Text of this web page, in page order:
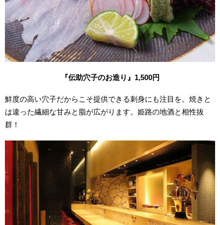
『伝助穴子のお造り』1,500円
鮮度の高い穴子だからこそ提供できる刺身にも注目を。焼きと
は違った繊細な甘みと脂が広がります。姫路の地酒と相性抜
群！